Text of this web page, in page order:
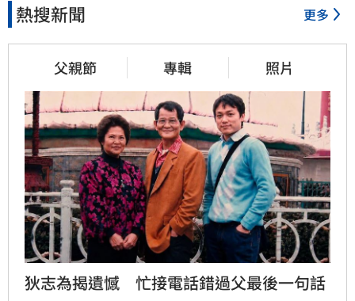
熱搜新聞 更多
父親節 專輯 照片
狄志為揭遺憾　忙接電話錯過父最後一句話